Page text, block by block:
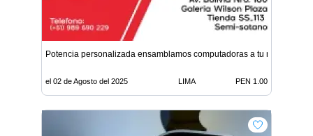
Potencia personalizada ensamblamos computadoras a tu medid
el 02 de Agosto del 2025 LIMA PEN 1.00